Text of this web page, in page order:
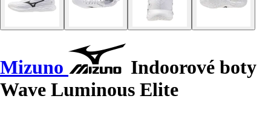
Mizuno
Indoorové boty
Wave Luminous Elite